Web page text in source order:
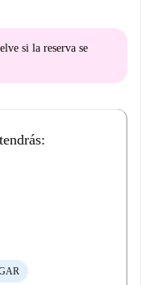
si la reserva se